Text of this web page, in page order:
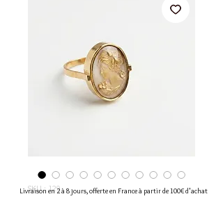
SKU : 129
Livraison en 2 à 8 jours, offerte en France à partir de 100€ d'achat